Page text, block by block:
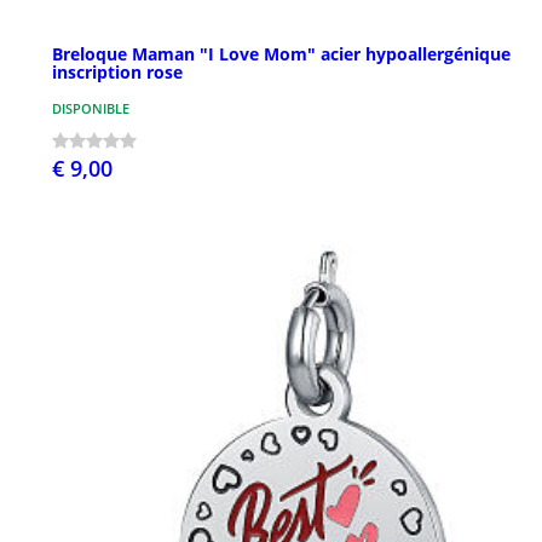
Breloque Maman "I Love Mom" acier hypoallergénique
inscription rose
DISPONIBLE
€ 9,00